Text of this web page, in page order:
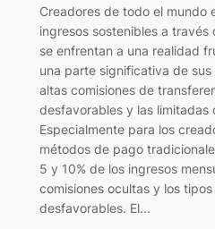
Creadores de todo el mundo
ingresos sostenibles a
se enfrentan a una realidad
una parte significativa de
altas comisiones de
desfavorables y las limitadas
Especialmente para los
métodos de pago
5 y 10% de los ingresos
comisiones ocultas y los
desfavorables. El...